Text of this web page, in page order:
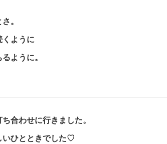
。
ように
ように。
合わせに行きました。
いひとときでした♡